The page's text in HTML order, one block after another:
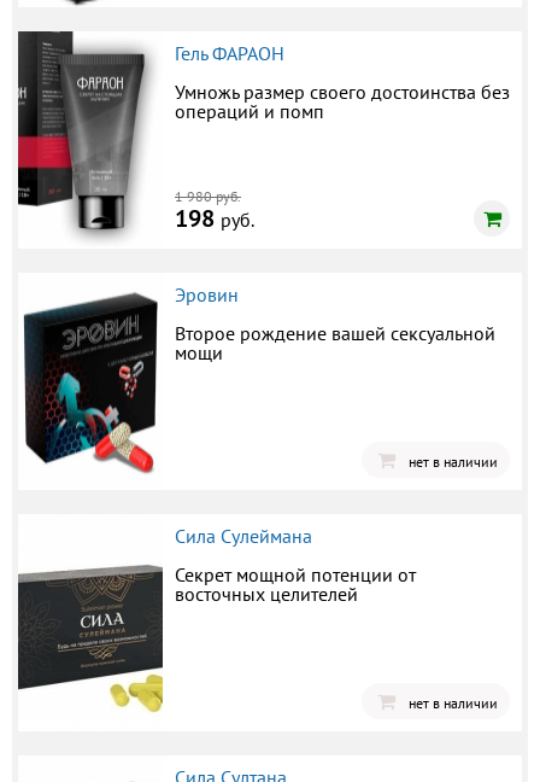
Гель ФАРАОН
Умножь размер своего достоинства без
операций и помп
1 980 руб.
198 руб.
Эровин
Второе рождение вашей сексуальной
мощи
нет в наличии
Сила Сулеймана
Секрет мощной потенции от
восточных целителей
нет в наличии
Сила Султана